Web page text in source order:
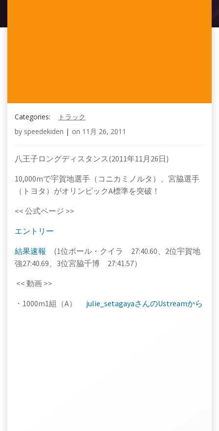
Categories:
トラック
by speedekiden | on 11月 26, 2011
八王子ロングディスタンス(2011年11月26日)
10,000mで宇賀地選手（コニカミノルタ）、宮脇選手
（トヨタ）がオリンピックA標準を突破！
<< 公式ページ >>
エントリー
結果速報 (1位ポール・クイラ 27:40.60、2位宇賀地
強27:40.69、3位宮脇千博 27:41.57）
<< 動画 >>
・1000m1組（A） julie_setagayaさんのUstreamから